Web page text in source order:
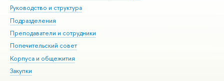
Руководство и структура
Подразделения
Преподаватели и сотрудники
Попечительский совет
Корпуса и общежития
Закупки